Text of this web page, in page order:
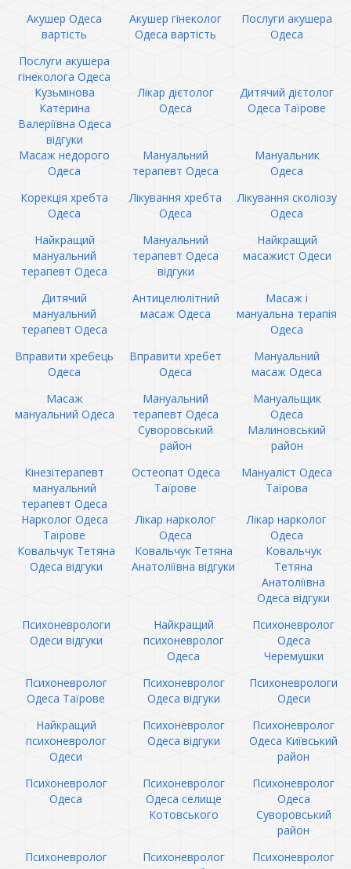
Акушер Одеса
вартість
Акушер гінеколог
Одеса вартість
Послуги акушера
Одеса
Послуги акушера
гінеколога Одеса
Кузьмінова
Катерина
Валеріївна Одеса
відгуки
Лікар дієтолог
Одеса
Дитячий дієтолог
Одеса Таїрове
Масаж недорого
Одеса
Мануальний
терапевт Одеса
Мануальник
Одеса
Корекція хребта
Одеса
Лікування хребта
Одеса
Лікування сколіозу
Одеса
Найкращий
мануальний
терапевт Одеса
Мануальний
терапевт Одеса
відгуки
Найкращий
масажист Одеси
Дитячий
мануальний
терапевт Одеса
Антицелюлітний
масаж Одеса
Масаж і
мануальна терапія
Одеса
Вправити хребець
Одеса
Вправити хребет
Одеса
Мануальний
масаж Одеса
Масаж
мануальний Одеса
Мануальний
терапевт Одеса
Суворовський
район
Мануальщик
Одеса
Малиновський
район
Кінезітерапевт
мануальний
терапевт Одеса
Остеопат Одеса
Таїрове
Мануаліст Одеса
Таїрова
Нарколог Одеса
Таїрове
Лікар нарколог
Одеса
Лікар нарколог
Одеса
Ковальчук Тетяна
Одеса відгуки
Ковальчук Тетяна
Анатоліївна відгуки
Ковальчук
Тетяна
Анатоліївна
Одеса відгуки
Психоневрологи
Одеси відгуки
Найкращий
психоневролог
Одеса
Психоневролог
Одеса
Черемушки
Психоневролог
Одеса Таїрове
Психоневролог
Одеса відгуки
Психоневрологи
Одеси
Найкращий
психоневролог
Одеси
Психоневролог
Одеса відгуки
Психоневролог
Одеса Київський
район
Психоневролог
Одеса
Психоневролог
Одеса селище
Котовського
Психоневролог
Одеса
Суворовський
район
Психоневролог
Психоневролог
Психоневролог